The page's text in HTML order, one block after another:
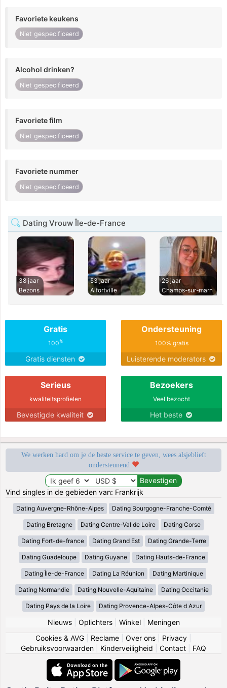
Favoriete keukens
Niet gespecificeerd
Alcohol drinken?
Niet gespecificeerd
Favoriete film
Niet gespecificeerd
Favoriete nummer
Niet gespecificeerd
Dating Vrouw Île-de-France
38 jaar
Bezons
53 jaar
Alfortville
26 jaar
Champs-sur-marn
Gratis
100%
Gratis diensten
Ondersteuning
100% gratis
Luisterende moderators
Serieus
kwaliteitsprofielen
Bevestigde kwaliteit
Bezoekers
Veel bezocht
Het beste
We werken hard om je de beste service te geven, wees alsjeblieft
ondersteunend
Vind singles in de gebieden van: Frankrijk
Dating Auvergne-Rhône-Alpes Dating Bourgogne-Franche-Comté
Dating Bretagne Dating Centre-Val de Loire Dating Corse
Dating Fort-de-france Dating Grand Est Dating Grande-Terre
Dating Guadeloupe Dating Guyane Dating Hauts-de-France
Dating Île-de-France Dating La Réunion Dating Martinique
Dating Normandie Dating Nouvelle-Aquitaine Dating Occitanie
Dating Pays de la Loire Dating Provence-Alpes-Côte d Azur
Nieuws| Oplichters| Winkel| Meningen
Cookies & AVG
Reclame Over ons Privacy
Gebruiksvoorwaarden
Kinderveiligheid Contact FAQ